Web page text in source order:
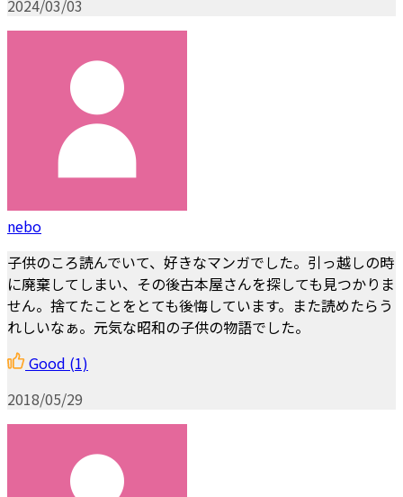
2024/03/03
nebo
子供のころ読んでいて、好きなマンガでした。引っ越しの時
に廃棄してしまい、その後古本屋さんを探しても見つかりま
せん。捨てたことをとても後悔しています。また読めたらう
れしいなぁ。元気な昭和の子供の物語でした。
Good (1)
2018/05/29